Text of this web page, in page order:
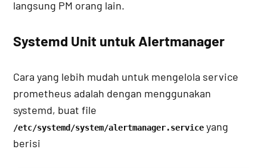
langsung PM orang lain.
Systemd Unit untuk Alertmanager
Cara yang lebih mudah untuk mengelola service
prometheus adalah dengan menggunakan
systemd, buat file
/etc/systemd/system/alertmanager.service yang
berisi